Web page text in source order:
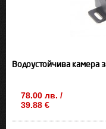
Водоустойчива камера
78.00 лв. /
39.88 €